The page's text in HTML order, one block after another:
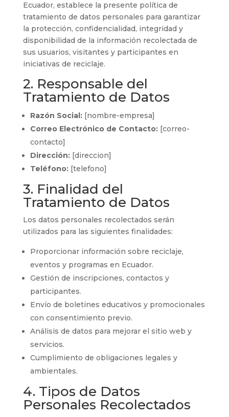
Ecuador, establece la presente política de
tratamiento de datos personales para garantizar
la protección, confidencialidad, integridad y
disponibilidad de la información recolectada de
sus usuarios, visitantes y participantes en
iniciativas de reciclaje.
2. Responsable del
Tratamiento de Datos
Razón Social:[nombre-empresa]
Correo Electrónico de Contacto:[correo-
contacto]
Dirección:[direccion]
Teléfono:[telefono]
3. Finalidad del
Tratamiento de Datos
Los datos personales recolectados serán
utilizados para las siguientes finalidades:
Proporcionar información sobre reciclaje,
eventos y programas en Ecuador.
Gestión de inscripciones, contactos y
participantes.
Envío de boletines educativos y promocionales
con consentimiento previo.
Análisis de datos para mejorar el sitio web y
servicios.
Cumplimiento de obligaciones legales y
ambientales.
4. Tipos de Datos
Personales Recolectados